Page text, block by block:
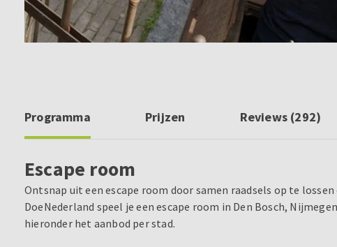
Programma Prijzen Reviews (292)
Escape room
Ontsnap uit een escape room door samen raadsels op te
DoeNederland speel je een escape room in Den Bosch,
hieronder het aanbod per stad.